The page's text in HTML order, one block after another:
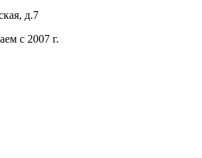
д.7
с 2007 г.